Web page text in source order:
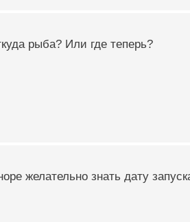
рыба? Или где теперь?
желательно знать дату